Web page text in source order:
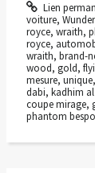
Lien
voiture,
royce, wraith,
royce,
wraith, brand-
wood, gold,
mesure, unique,
dabi, kadhim
coupe mirage,
phantom